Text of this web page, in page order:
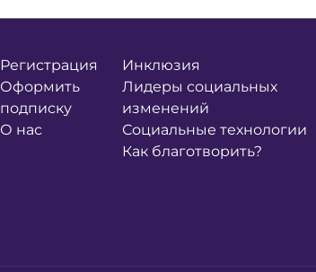
Регистрация
Оформить
подписку
О нас
Инклюзия
Лидеры социальных
изменений
Социальные технологии
Как благотворить?